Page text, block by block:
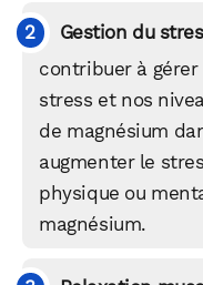
Gestion du
contribuer à
stress et nos
de magnésium
augmenter le
physique ou
magnésium.